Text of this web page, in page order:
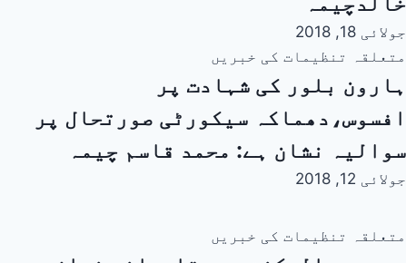
جولائی 18, 2018
متعلقہ تنظیمات کی خبریں
ہارون بلور کی شہادت پر
افسوس،دھماکہ سیکورٹی صورتحال پر
سوالیہ نشان ہے: محمد قاسم چیمہ
جولائی 12, 2018
متعلقہ تنظیمات کی خبریں